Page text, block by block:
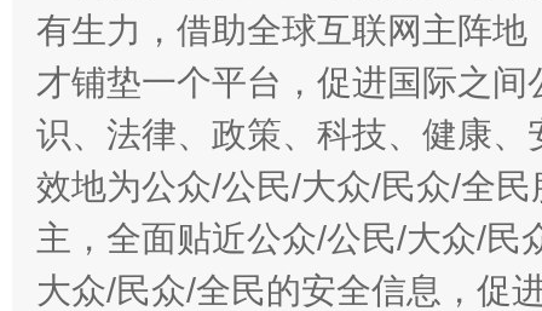
有生力，借助全球互联网主阵
才铺垫一个平台，促进国际之
识、法律、政策、科技、健康
效地为公众/公民/大众/民众/全
主，全面贴近公众/公民/大众/民
大众/民众/全民的安全信息，促